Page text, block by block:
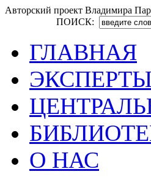
Авторский проект Владимира
ПОИСК:
ГЛАВНАЯ
ЭКСПЕРТЫ
О НАС